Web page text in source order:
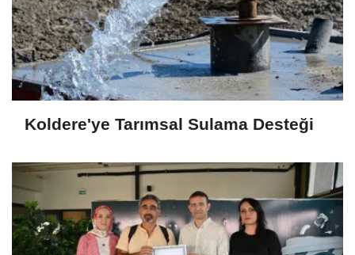
Koldere'ye Tarımsal Sulama Desteği